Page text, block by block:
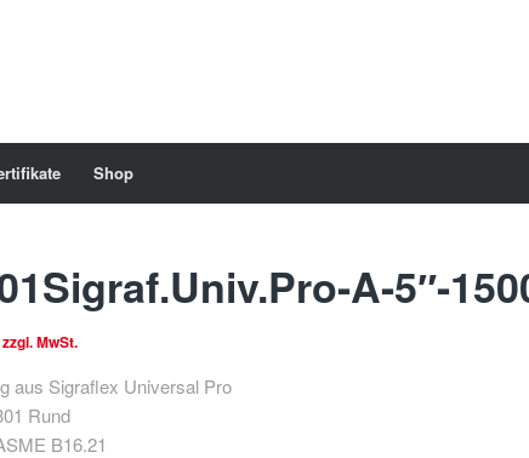
Shop
A-5″-
zzgl. MwSt.
aus Sigraflex Universal Pro
Rund
B16.21